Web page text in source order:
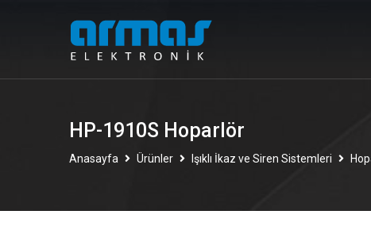
HP-1910S Hoparlör
Anasayfa Ürünler Işıklı İkaz ve Siren Sistemleri